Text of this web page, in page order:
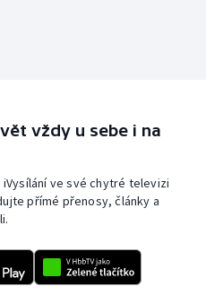
vždy u sebe i na
iVysílání ve své chytré televizi
přímé přenosy, články a